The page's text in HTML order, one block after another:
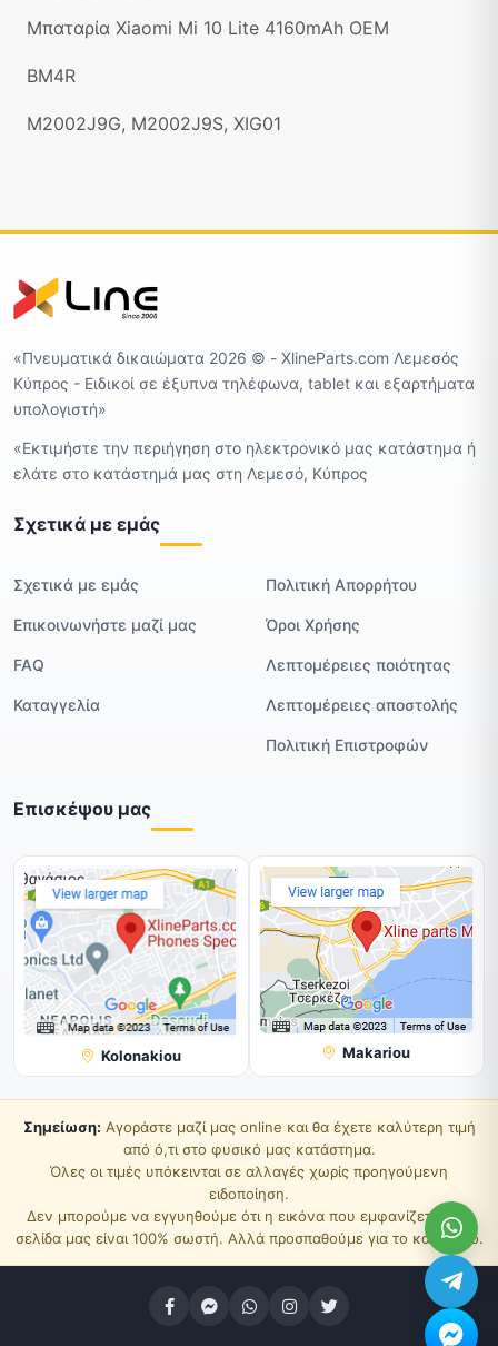
Μπαταρία Xiaomi Mi 10 Lite 4160mAh OEM
BM4R
M2002J9G, M2002J9S, XIG01
«Πνευματικά δικαιώματα 2026 ©️ - XlineParts.com Λεμεσός
Κύπρος - Ειδικοί σε έξυπνα τηλέφωνα, tablet και εξαρτήματα
υπολογιστή»
«Εκτιμήστε την περιήγηση στο ηλεκτρονικό μας κατάστημα ή
ελάτε στο κατάστημά μας στη Λεμεσό, Κύπρος
Σχετικά με εμάς
Σχετικά με εμάς
Επικοινωνήστε μαζί μας
FAQ
Καταγγελία
Πολιτική Απορρήτου
Όροι Χρήσης
Λεπτομέρειες ποιότητας
Λεπτομέρειες αποστολής
Πολιτική Επιστροφών
Επισκέψου μας
Kolonakiou Makariou
Σημείωση: Αγοράστε μαζί μας online και θα έχετε καλύτερη τιμή
από ό,τι στο φυσικό μας κατάστημα.
Όλες οι τιμές υπόκεινται σε αλλαγές χωρίς προηγούμενη
ειδοποίηση.
Δεν μπορούμε να εγγυηθούμε ότι η εικόνα που εμφανίζεται στη
σελίδα μας είναι 100% σωστή. Αλλά προσπαθούμε για το καλύτερο.